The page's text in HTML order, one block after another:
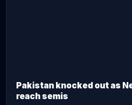
Pakistan knocked out as
reach semis